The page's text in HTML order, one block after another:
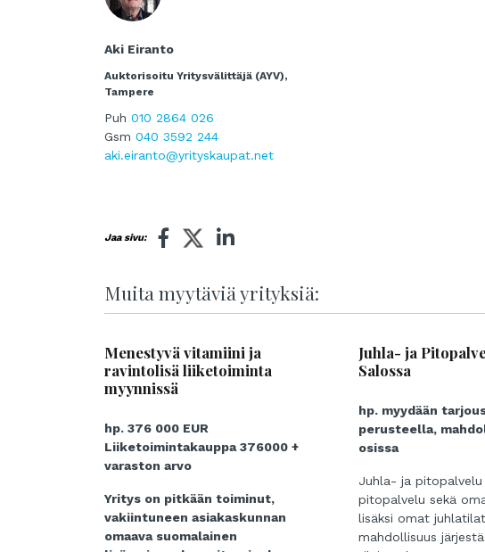
Aki Eiranto
Auktorisoitu Yritysvälittäjä (AYV),
Tampere
Puh 010 2864 026
Gsm 040 3592 244
aki.eiranto@yrityskaupat.net
Jaa sivu:
Muita myytäviä yrityksiä:
Menestyvä vitamiini ja
ravintolisä liiketoiminta
myynnissä
hp. 376 000 EUR
Liiketoimintakauppa 376000 +
varaston arvo
Yritys on pitkään toiminut,
vakiintuneen asiakaskunnan
omaava suomalainen
Juhla- ja
Salossa
hp. myydään
perusteella,
osissa
Juhla- ja pitopalvelu
pitopalvelu sekä
lisäksi omat
mahdollisuus